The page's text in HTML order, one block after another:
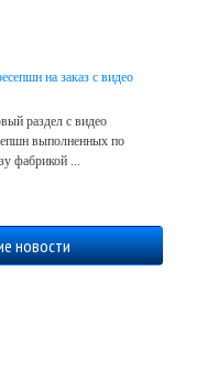
на заказ с видео
раздел с видео
выполненных по
фабрикой ...
новости